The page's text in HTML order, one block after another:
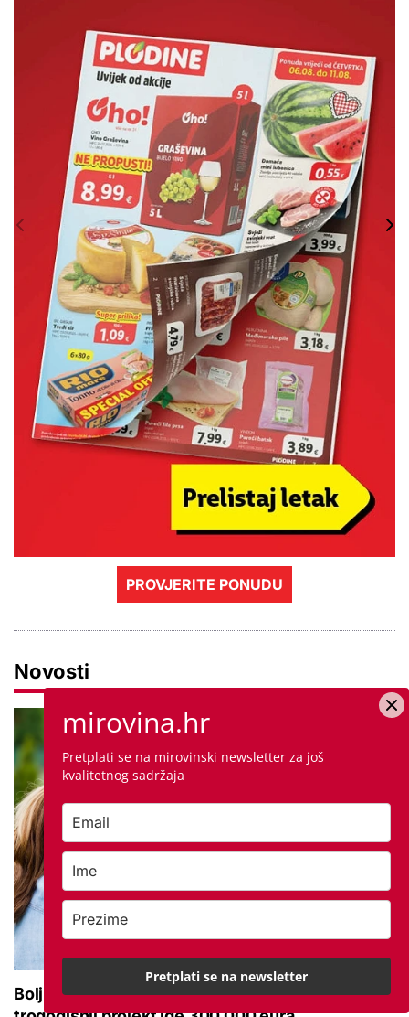
PROVJERITE PONUDU
Novosti
Bolji pristup socijalnim uslugama za starije: Na
mirovina.hr
Pretplati se na mirovinski newsletter za još
kvalitetnog sadržaja
Pretplati se na newsletter